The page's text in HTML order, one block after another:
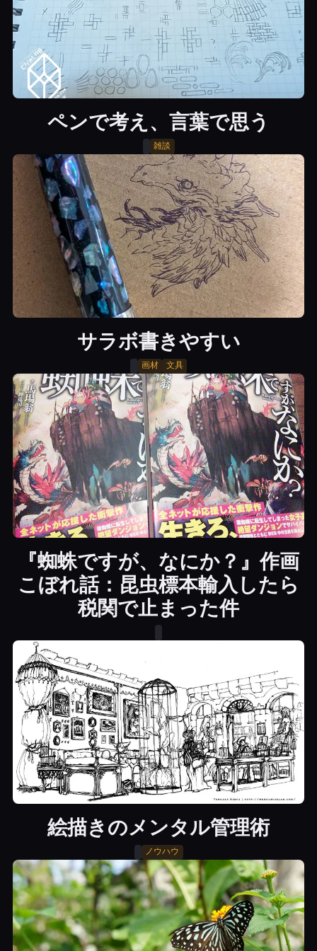
ペンで考え、言葉で思う
雑談
サラボ書きやすい
画材 文具
『蜘蛛ですが、なにか？』作画
こぼれ話：昆虫標本輸入したら
税関で止まった件
絵描きのメンタル管理術
ノウハウ